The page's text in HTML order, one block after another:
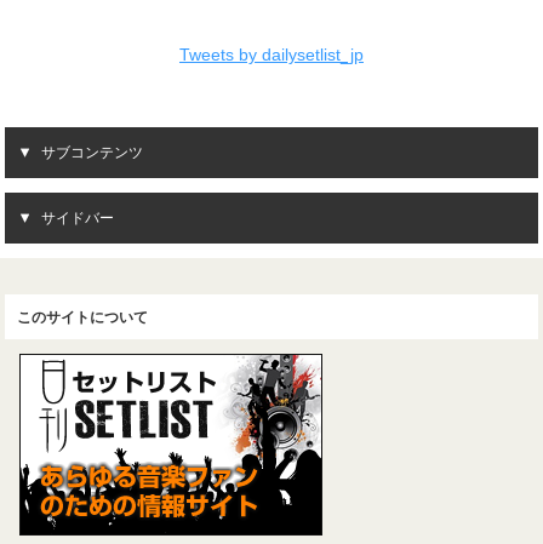
Tweets by dailysetlist_jp
サブコンテンツ
サイドバー
このサイトについて